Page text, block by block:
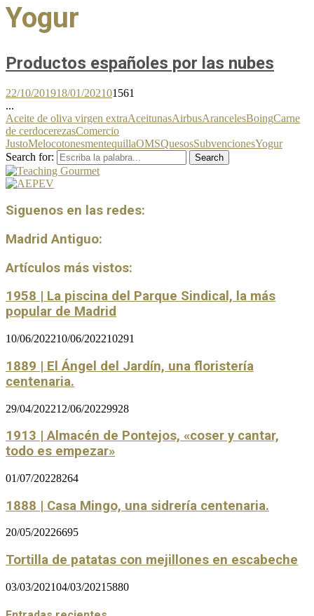
Yogur
Productos españoles por las nubes
22/10/201918/01/202101561
...
Aceite de oliva virgen extraAceitunasAirbusArancelesBoingCarne
de cerdocerezasComercio
JustoMelocotonesmentequillaOMSQuesosSubvencionesYogur
Search for:
Search
Siguenos en las redes:
Madrid Antiguo:
Artículos más vistos:
1958 | La piscina del Parque Sindical, la más
popular de Madrid
10/06/202210/06/202210291
1889 | El Ángel del Jardín, una floristería
centenaria.
29/04/202212/06/20229928
1913 | Almacén de Pontejos, «coser y cantar,
todo es empezar»
01/07/20228264
1888 | Casa Mingo, una sidrería centenaria.
20/05/20226695
Tortilla de patatas con mejillones en escabeche
03/03/202104/03/2021 5880